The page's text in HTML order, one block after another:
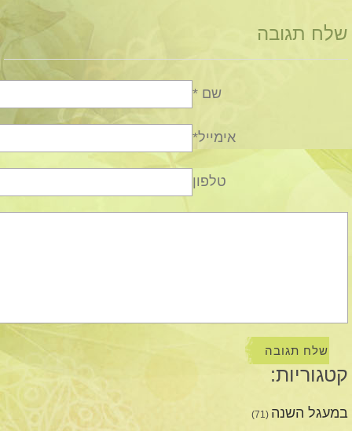
שלח תגובה
שם *
אימייל*
טלפון
קטגוריות:
במעגל השנה (71)